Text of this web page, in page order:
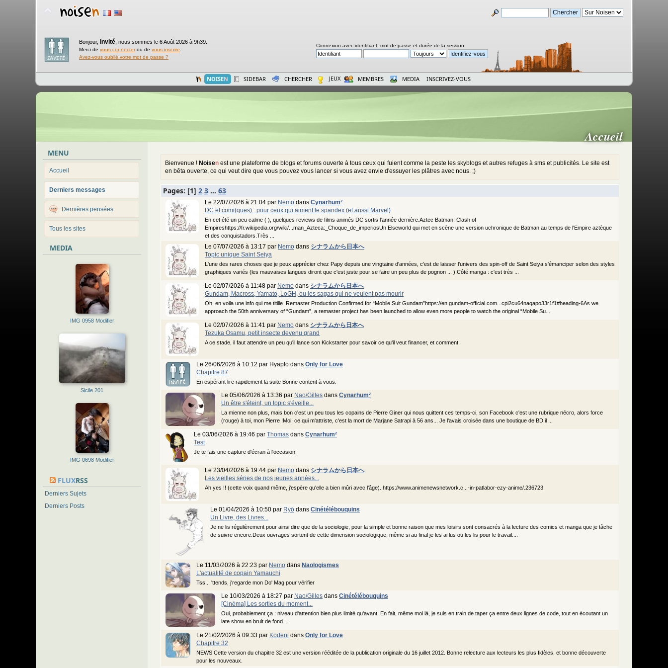
Bonjour, Invité nous sommes le 6 Août 2026 à 9h39.
Merci de vous connecterou de vous inscrire
Avez-vous oublié votre mot de passe ?
Connexion avec identifiant, mot de passe et durée de la session
NOISEN SIDEBAR CHERCHER JEUX MEMBRES MEDIA INSCRIVEZ-VOUS
Accueil
MENU
Accueil
Derniers messages
Dernières pensées
Tous les sites
MEDIA
IMG 0958 Modifier
Sicile 201
IMG 0698 Modifier
FLUXRSS
Derniers Sujets
Derniers Posts
Bienvenue ! Noisen est une plateforme de blogs et forums ouverte à tous ceux qui fuient comme la peste les skyblogs et autres refuges à sms et publicités. Le site est
en bêta ouverte, ce qui veut dire que vous pouvez vous lancer si vous avez envie d'essuyer les plâtres avec nous. ;)
Pages: [1] 2 3 ... 63
Le 22/07/2026 à 21:04 par Nemo dans Cynarhum²
DC et comi(ques) : pour ceux qui aiment le spandex (et aussi Marvel)
En cet été un peu calme ( ), quelques reviews de films animés DC sortis l'année dernière.Aztec Batman: Clash of
Empireshttps://fr.wikipedia.org/wiki/...man_Azteca:_Choque_de_imperiosUn Elseworld qui met en scène une version uchronique de Batman au temps de l'Empire aztèque
et des conquistadors.Très ...
Le 07/07/2026 à 13:17 par Nemo dans シナラムから日本へ
Topic unique Saint Seiya
L'une des rares choses que je peux apprécier chez Papy depuis une vingtaine d'années, c'est de laisser l'univers des spin-off de Saint Seiya s'émanciper selon des styles
graphiques variés (les mauvaises langues diront que c'est juste pour se faire un peu plus de pognon ... ).Côté manga : c'est très ...
Le 02/07/2026 à 11:48 par Nemo dans シナラムから日本へ
Gundam, Macross, Yamato, LoGH, ou les sagas qui ne veulent pas mourir
Oh, en voila une info qui me titille Remaster Production Confirmed for “Mobile Suit Gundam”https://en.gundam-official.com...cpi2cu64naqapo33r1f1#heading-6As we
approach the 50th anniversary of “Gundam”, a remaster project has been launched to allow even more people to watch the original “Mobile Su...
Le 02/07/2026 à 11:41 par Nemo dans シナラムから日本へ
Tezuka Osamu, petit insecte devenu grand
A ce stade, il faut attendre un peu qu'il lance son Kickstarter pour savoir ce qu'il veut financer, et comment.
Le 26/06/2026 à 10:12 par Hyaplo dans Only for Love
Chapitre 87
En espérant lire rapidement la suite Bonne content à vous.
Le 05/06/2026 à 13:36 par Nao/Gilles dans Cynarhum²
Un être s'éteint, un topic s'éveille...
La mienne non plus, mais bon c'est un peu tous les copains de Pierre Giner qui nous quittent ces temps-ci, son Facebook c'est une rubrique nécro, alors force
(rouge) à toi, mon Pierre !Moi, ce qui m'attriste, c'est la mort de Marjane Satrapi à 56 ans... Je l'avais croisée dans une boutique de BD il ...
Le 03/06/2026 à 19:46 par Thomas dans Cynarhum²
Test
Je te fais une capture d'écran à l'occasion.
Le 23/04/2026 à 19:44 par Nemo dans シナラムから日本へ
Les vieilles séries de nos jeunes années...
Ah yes !! (cette voix quand même, j'espère qu'elle a bien mûri avec l'âge). https://www.animenewsnetwork.c...-in-patlabor-ezy-anime/.236723
Le 01/04/2026 à 10:50 par Ryō dans Cinétélébouquins
Un Livre, des Livres...
Je ne lis régulièrement pour ainsi dire que de la sociologie, pour la simple et bonne raison que mes loisirs sont consacrés à la lecture des comics et manga que je tâche
de suivre encore.Deux ouvrages sortent de cette dimension sociologique, même si au final je les ai lus ou les lis pour le travail....
Le 11/03/2026 à 22:23 par Nemo dans Naologismes
L'actualité de copain Yamauchi
Tss... 'ttends, j'regarde mon Do' Mag pour vérifier
Le 10/03/2026 à 18:27 par Nao/Gilles dans Cinétélébouquins
[Cinéma] Les sorties du moment...
Oui, probablement ça : niveau d'attention bien plus limité qu'avant. En fait, même moi là, je suis en train de taper ça entre deux lignes de code, tout en écoutant un
late show en bruit de fond...
Le 21/02/2026 à 09:33 par Kodeni dans Only for Love
Chapitre 32
NEWS Cette version du chapitre 32 est une version rééditée de la publication originale du 16 juillet 2012. Bonne relecture aux lecteurs les plus fidèles, et bonne découverte
pour les nouveaux.